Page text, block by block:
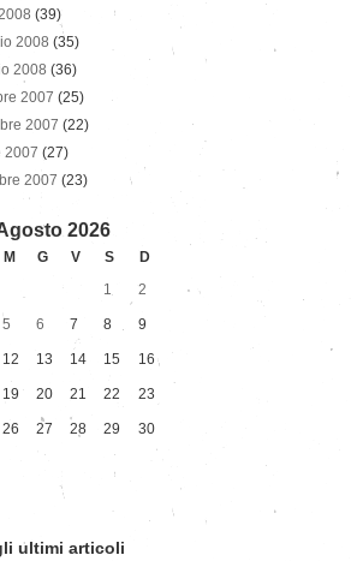
(39)
2008 (35)
2008 (36)
2007 (25)
2007 (22)
2007 (27)
2007 (23)
2026
M G V S
D
1
2
5 6 7 8 9
12 13 14 15 16
19 20 21 22 23
26 27 28 29 30
ultimi articoli